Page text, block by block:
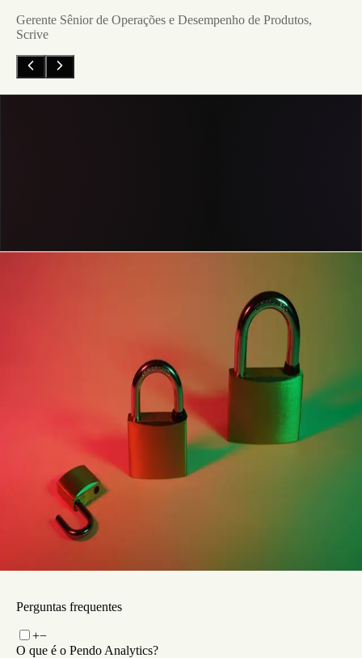
Gerente Sênior de Operações e Desempenho de Produtos,
Scrive
Pergunte qualquer coisa ao Agente de Feedback do
Pendo Listen vs. o resto: Por que a solução VOC do
Pendo vence todas as vezes
Perguntas frequentes
+−
O que é o Pendo Analytics?